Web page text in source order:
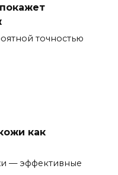
точностью
как
— эффективные